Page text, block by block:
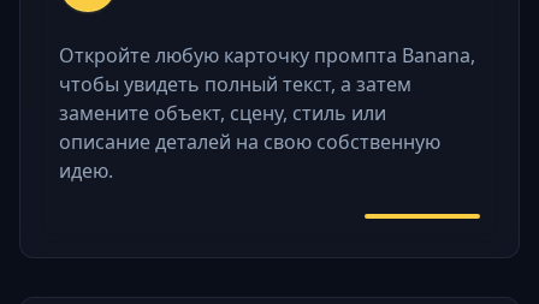
Откройте любую карточку промпта Banana,
чтобы увидеть полный текст, а затем
замените объект, сцену, стиль или
описание деталей на свою собственную
идею.